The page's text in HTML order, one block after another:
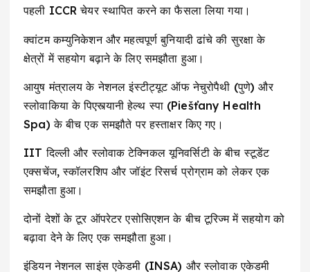
पहली ICCR चेयर स्थापित करने का फैसला लिया गया।
क्वांटम कम्युनिकेशन और महत्वपूर्ण बुनियादी ढांचे की सुरक्षा के
क्षेत्रों में सहयोग बढ़ाने के लिए समझौता हुआ।
आयुष मंत्रालय के नेशनल इंस्टीट्यूट ऑफ नेचुरोपैथी (पुणे) और
स्लोवाकिया के पिएस्त्यानी हेल्थ स्पा (Piešťany Health
Spa) के बीच एक समझौते पर हस्ताक्षर किए गए।
IIT दिल्ली और स्लोवाक टेक्निकल यूनिवर्सिटी के बीच स्टूडेंट
एक्सचेंज, स्कॉलरशिप और जॉइंट रिसर्च प्रोग्राम को लेकर एक
समझौता हुआ।
दोनों देशों के टूर ऑपरेटर एसोसिएशन के बीच टूरिज्म में सहयोग को
बढ़ावा देने के लिए एक समझौता हुआ।
इंडियन नेशनल साइंस एकेडमी (INSA) और स्लोवाक एकेडमी